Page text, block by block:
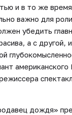
и в то же
важно для
убедить
а с другой,
дождя»